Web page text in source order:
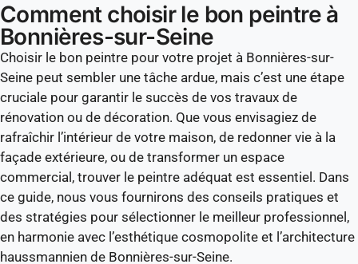
Comment choisir le bon peintre à
Bonnières-sur-Seine
Choisir le bon peintre pour votre projet à Bonnières-sur-
Seine peut sembler une tâche ardue, mais c’est une étape
cruciale pour garantir le succès de vos travaux de
rénovation ou de décoration. Que vous envisagiez de
rafraîchir l’intérieur de votre maison, de redonner vie à la
façade extérieure, ou de transformer un espace
commercial, trouver le peintre adéquat est essentiel. Dans
ce guide, nous vous fournirons des conseils pratiques et
des stratégies pour sélectionner le meilleur professionnel,
en harmonie avec l’esthétique cosmopolite et l’architecture
haussmannien de Bonnières-sur-Seine.